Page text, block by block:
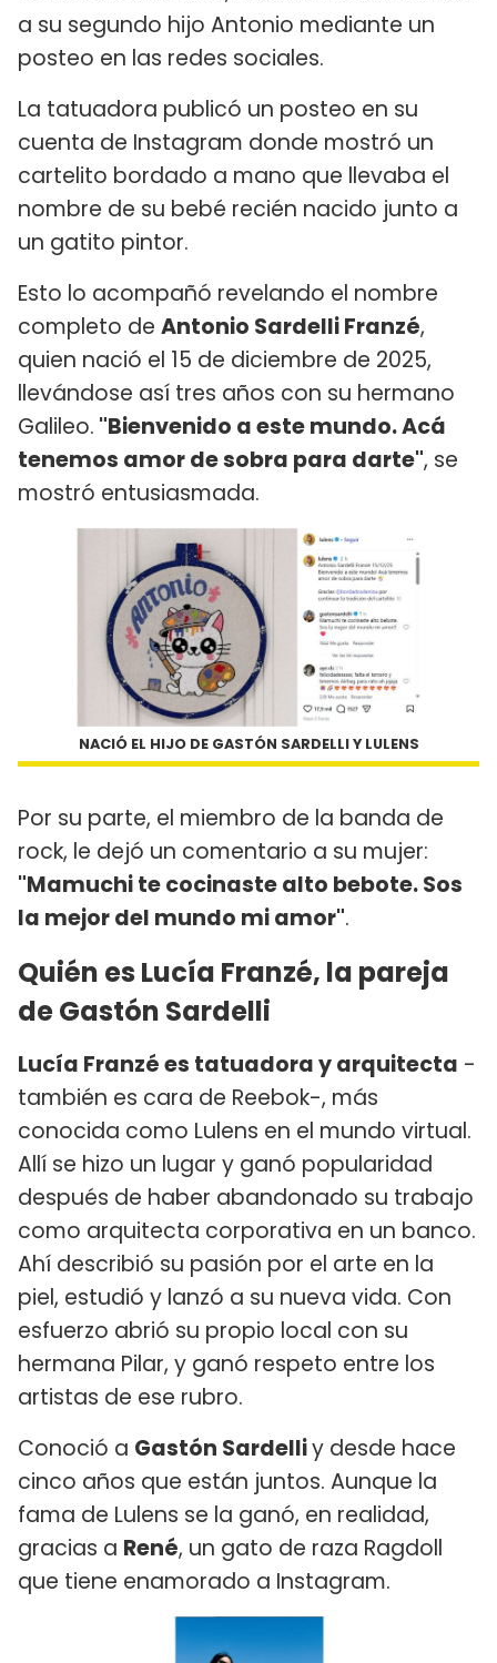
a su segundo hijo Antonio mediante un
posteo en las redes sociales.
La tatuadora publicó un posteo en su
cuenta de Instagram donde mostró un
cartelito bordado a mano que llevaba el
nombre de su bebé recién nacido junto a
un gatito pintor.
Esto lo acompañó revelando el nombre
completo de Antonio Sardelli Franzé,
quien nació el 15 de diciembre de 2025,
llevándose así tres años con su hermano
Galileo. "Bienvenido a este mundo. Acá
tenemos amor de sobra para darte", se
mostró entusiasmada.
NACIÓ EL HIJO DE GASTÓN SARDELLI Y LULENS
Por su parte, el miembro de la banda de
rock, le dejó un comentario a su mujer:
"Mamuchi te cocinaste alto bebote. Sos
la mejor del mundo mi amor".
Quién es Lucía Franzé, la pareja
de Gastón Sardelli
Lucía Franzé es tatuadora y arquitecta -
también es cara de Reebok-, más
conocida como Lulens en el mundo virtual.
Allí se hizo un lugar y ganó popularidad
después de haber abandonado su trabajo
como arquitecta corporativa en un banco.
Ahí describió su pasión por el arte en la
piel, estudió y lanzó a su nueva vida. Con
esfuerzo abrió su propio local con su
hermana Pilar, y ganó respeto entre los
artistas de ese rubro.
Conoció a Gastón Sardelliy desde hace
cinco años que están juntos. Aunque la
fama de Lulens se la ganó, en realidad,
gracias a René, un gato de raza Ragdoll
que tiene enamorado a Instagram.